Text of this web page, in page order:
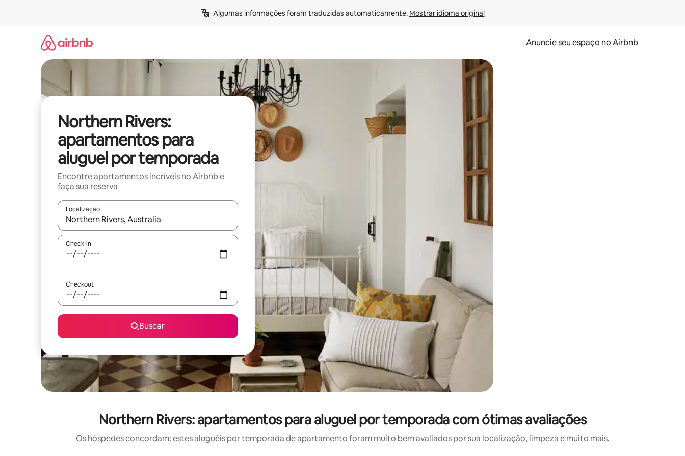
Algumas informações foram traduzidas automaticamente. Mostrar idioma original
Anuncie seu espaço no Airbnb
Northern Rivers:
apartamentos para
aluguel por temporada
Encontre apartamentos incríveis no Airbnb e
faça sua reserva
Localização
Quando os resultados estiverem disponíveis, explore-os usando as seta para cima e para baixo do teclado ou tocando e deslizando o dedo na tela.
Check-in
Checkout
Buscar
Northern Rivers: apartamentos para aluguel por temporada com ótimas avaliações
Os hóspedes concordam: estes aluguéis por temporada de apartamento foram muito bem avaliados por sua localização, limpeza e muito mais.